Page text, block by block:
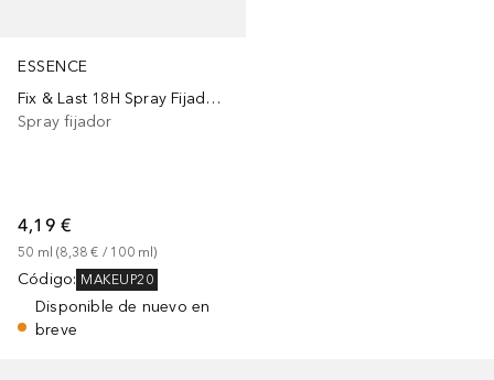
ESSENCE
Fix & Last 18H Spray Fijador Maquillaje
Spray fijador
4,19 €
50 ml (8,38 € / 100 ml)
Código: MAKEUP20
Disponible de nuevo en
breve